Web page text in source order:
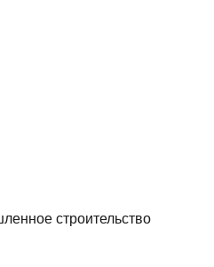
строительство